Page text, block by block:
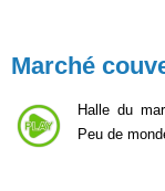
Marché
Halle du
Peu de